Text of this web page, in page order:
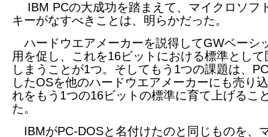
IBM PCの大成功を踏まえて、マイクロソフ
キーがなすべきことは、明らかだった。
ハードウエアメーカーを説得してGWベーシ
用を促し、これを16ビットにおける標準として
しまうことが1つ。そしてもう1つの課題は、
したOSを他のハードウエアメーカーにも売り
れをもう1つの16ビットの標準に育て上げるこ
た。
IBMがPC-DOSと名付けたのと同じものを、